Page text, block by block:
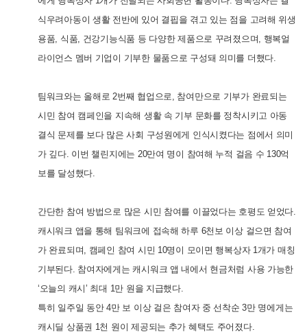
식우려아동이 생활 전반에 있어 결핍을 겪고 있는 점을 고려해 위생
용품, 식품, 건강기능식품 등 다양한 제품으로 꾸려졌으며, 행복얼
라이언스 멤버 기업이 기부한 물품으로 구성돼 의미를 더했다.
팀워크와는 올해로 2번째 협업으로, 참여만으로 기부가 완료되는
시민 참여 캠페인을 지속해 생활 속 기부 문화를 정착시키고 아동
결식 문제를 보다 많은 사회 구성원에게 인식시켰다는 점에서 의미
가 깊다. 이번 챌린지에는 20만여 명이 참여해 누적 걸음 수 130억
보를 달성했다.
간단한 참여 방법으로 많은 시민 참여를 이끌었다는 호평도 얻었다.
캐시워크 앱을 통해 팀워크에 접속해 하루 6천보 이상 걸으면 참여
가 완료되며, 캠페인 참여 시민 10명이 모이면 행복상자 1개가 매칭
기부된다. 참여자에게는 캐시워크 앱 내에서 현금처럼 사용 가능한
‘오늘의 캐시’ 최대 1만 원을 지급했다.
특히 일주일 동안 4만 보 이상 걸은 참여자 중 선착순 3만 명에게는
캐시딜 상품권 1천 원이 제공되는 추가 혜택도 주어졌다.